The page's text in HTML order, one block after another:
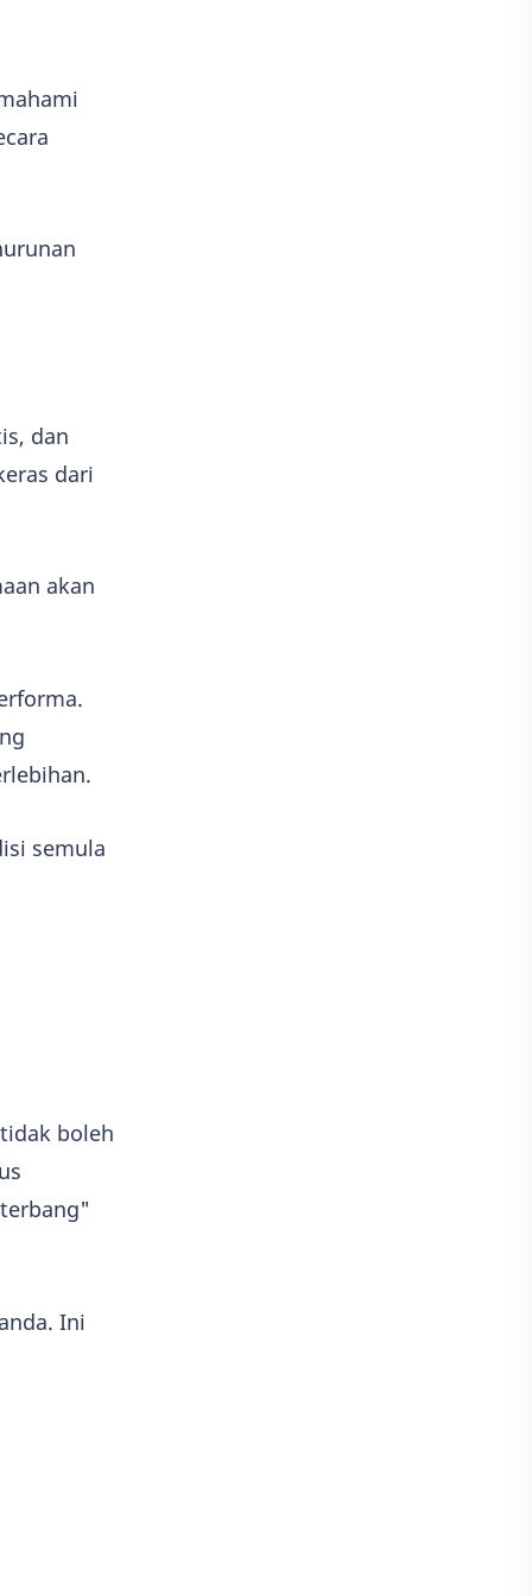
dan
dari
akan
semula
boleh
Ini